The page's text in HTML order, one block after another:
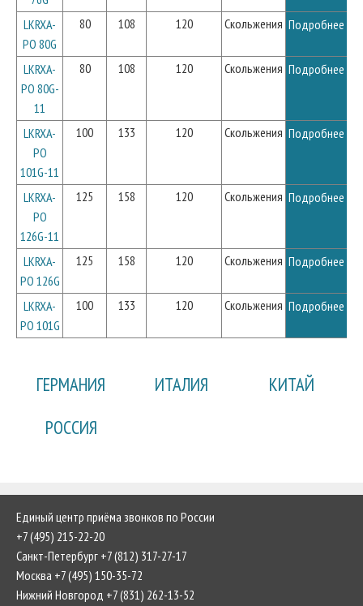
LKRXA-
PO 80G
80 108 120 Скольжения Подробнее
LKRXA-
PO 80G-
11
80 108 120 Скольжения Подробнее
LKRXA-
PO
101G-11
100 133 120 Скольжения Подробнее
LKRXA-
PO
126G-11
125 158 120 Скольжения Подробнее
LKRXA-
PO 126G
125 158 120 Скольжения Подробнее
LKRXA-
PO 101G
100 133 120 Скольжения Подробнее
ГЕРМАНИЯ ИТАЛИЯ
КИТАЙ
РОССИЯ
Единый центр приёма звонков по России
+7 (495) 215-22-20
Санкт-Петербург +7 (812) 317-27-17
Москва +7 (495) 150-35-72
Нижний Новгород +7 (831) 262-13-52